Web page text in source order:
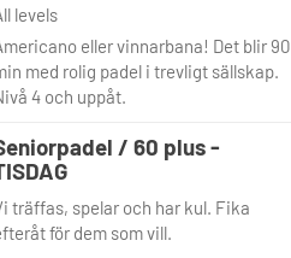
levels
eller vinnarbana! Det blir 90
med rolig padel i trevligt sällskap.
4 och uppåt.
/ 60 plus -
träffas, spelar och har kul. Fika
för dem som vill.